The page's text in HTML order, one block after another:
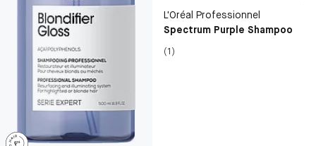
L'Oréal Professionnel
Spectrum Purple Shampoo
(1)